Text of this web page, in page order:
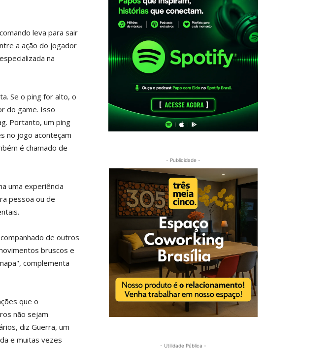
leva para sair
a ação do jogador
na
Se o ping for alto, o
do game. Isso
Portanto, um ping
no jogo aconteçam
é chamado de
uma experiência
pessoa ou de
de outros
bruscos e
complementa
que o
não sejam
diz Guerra, um
e muitas vezes
- Publicidade -
- Utilidade Pública -